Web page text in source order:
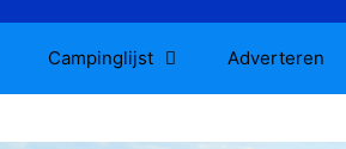
Campinglijst Adverteren